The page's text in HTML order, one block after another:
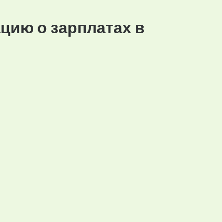
о зарплатах в